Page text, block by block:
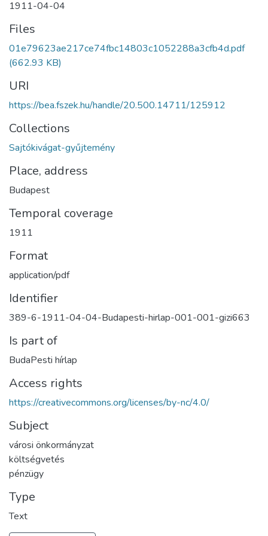
1911-04-04
Files
01e79623ae217ce74fbc14803c1052288a3cfb4d.pdf
(662.93 KB)
URI
https://bea.fszek.hu/handle/20.500.14711/125912
Collections
Sajtókivágat-gyűjtemény
Place, address
Budapest
Temporal coverage
1911
Format
application/pdf
Identifier
389-6-1911-04-04-Budapesti-hirlap-001-001-gizi663
Is part of
BudaPesti hírlap
Access rights
https://creativecommons.org/licenses/by-nc/4.0/
Subject
városi önkormányzat
költségvetés
pénzügy
Type
Text